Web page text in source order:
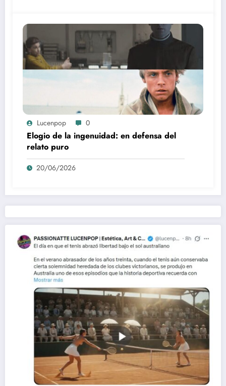
Lucenpop 0
Elogio de la ingenuidad: en defensa del
relato puro
20/06/2026